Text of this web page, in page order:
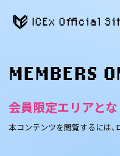
ICEx Official
MEMBERS
会員限定エリアと
本コンテンツを閲覧するには、